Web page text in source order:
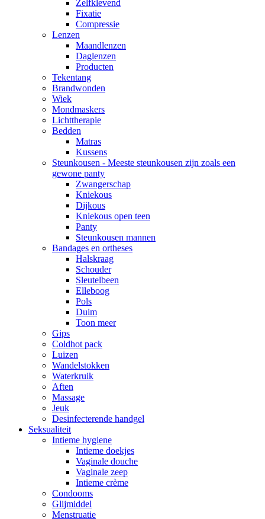
Zelfklevend
Fixatie
Compressie
Lenzen
Maandlenzen
Daglenzen
Producten
Tekentang
Brandwonden
Wiek
Mondmaskers
Lichttherapie
Bedden
Matras
Kussens
Steunkousen - Meeste steunkousen zijn zoals een
gewone panty
Zwangerschap
Kniekous
Dijkous
Kniekous open teen
Panty
Steunkousen mannen
Bandages en ortheses
Halskraag
Schouder
Sleutelbeen
Elleboog
Pols
Duim
Toon meer
Gips
Coldhot pack
Luizen
Wandelstokken
Waterkruik
Aften
Massage
Jeuk
Desinfecterende handgel
Seksualiteit
Intieme hygiene
Intieme doekjes
Vaginale douche
Vaginale zeep
Intieme crème
Condooms
Glijmiddel
Menstruatie